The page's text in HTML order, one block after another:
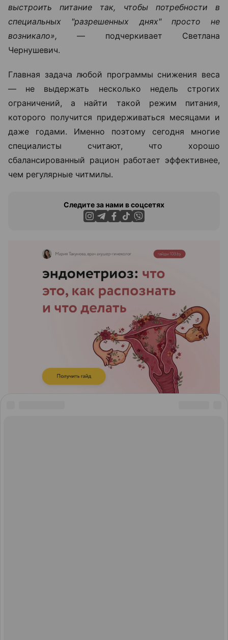
выстроить питание так, чтобы потребности в
специальных "разрешенных днях" просто не
возникало»,— подчеркивает Светлана
Чернушевич.
Главная задача любой программы снижения веса
— не выдержать несколько недель строгих
ограничений, а найти такой режим питания,
которого получится придерживаться месяцами и
даже годами. Именно поэтому сегодня многие
специалисты считают, что хорошо
сбалансированный рацион работает эффективнее,
чем регулярные читмилы.
Следите за нами в соцсетях
ЭФФЕКТИВНАЯ РЕКЛАМА НА САЙТЕ